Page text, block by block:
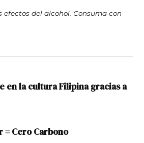
efectos del alcohol. Consuma con
en la cultura Filipina gracias a
= Cero Carbono